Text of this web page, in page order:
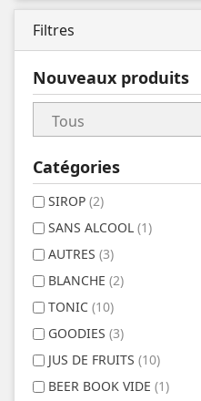
Filtres
Nouveaux produits
Catégories
SIROP (2)
SANS ALCOOL (1)
AUTRES (3)
BLANCHE (2)
TONIC (10)
GOODIES (3)
JUS DE FRUITS (10)
BEER BOOK VIDE (1)